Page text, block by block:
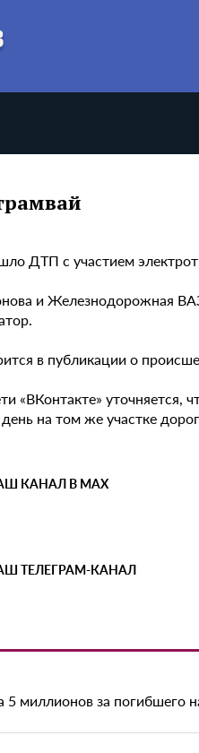
ДТП с участием
и Железнодорожная
в публикации о
«ВКонтакте» уточняется,
на том же участке
КАНАЛ В MAX
ТЕЛЕГРАМ-КАНАЛ
5 миллионов за погибшего